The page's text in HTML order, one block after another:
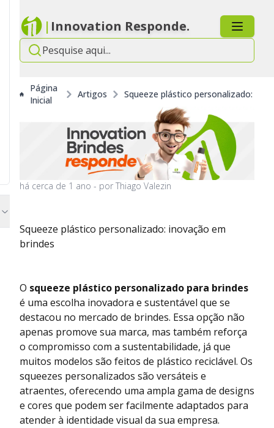
| Innovation Responde.
Página
Inicial
Artigos Squeeze plástico personalizado:
há cerca de 1 ano - por Thiago Valezin
Squeeze plástico personalizado: inovação em
brindes
O squeeze plástico personalizado para brindes
é uma escolha inovadora e sustentável que se
destacou no mercado de brindes. Essa opção não
apenas promove sua marca, mas também reforça
o compromisso com a sustentabilidade, já que
muitos modelos são feitos de plástico reciclável. Os
squeezes personalizados são versáteis e
atraentes, oferecendo uma ampla gama de designs
e cores que podem ser facilmente adaptados para
atender à identidade visual da sua empresa.